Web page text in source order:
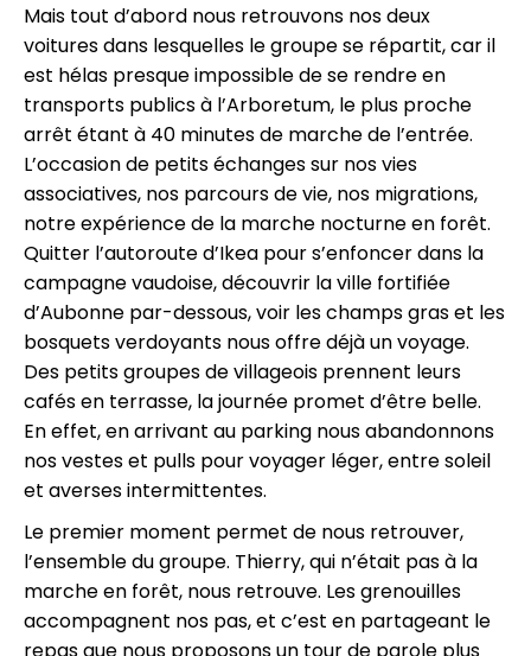
Mais tout d’abord nous retrouvons nos deux
voitures dans lesquelles le groupe se répartit, car il
est hélas presque impossible de se rendre en
transports publics à l’Arboretum, le plus proche
arrêt étant à 40 minutes de marche de l’entrée.
L’occasion de petits échanges sur nos vies
associatives, nos parcours de vie, nos migrations,
notre expérience de la marche nocturne en forêt.
Quitter l’autoroute d’Ikea pour s’enfoncer dans la
campagne vaudoise, découvrir la ville fortifiée
d’Aubonne par-dessous, voir les champs gras et les
bosquets verdoyants nous offre déjà un voyage.
Des petits groupes de villageois prennent leurs
cafés en terrasse, la journée promet d’être belle.
En effet, en arrivant au parking nous abandonnons
nos vestes et pulls pour voyager léger, entre soleil
et averses intermittentes.
Le premier moment permet de nous retrouver,
l’ensemble du groupe. Thierry, qui n’était pas à la
marche en forêt, nous retrouve. Les grenouilles
accompagnent nos pas, et c’est en partageant le